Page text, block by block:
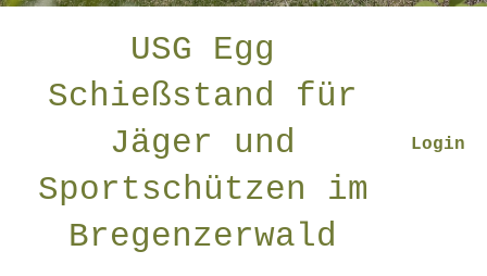
USG Egg
Schießstand für
Jäger und
Sportschützen im
Bregenzerwald
Login